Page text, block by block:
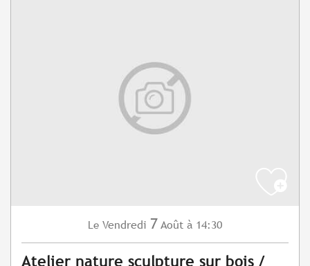
Le Vendredi 7 Août à 14:30
Atelier nature sculpture sur bois /